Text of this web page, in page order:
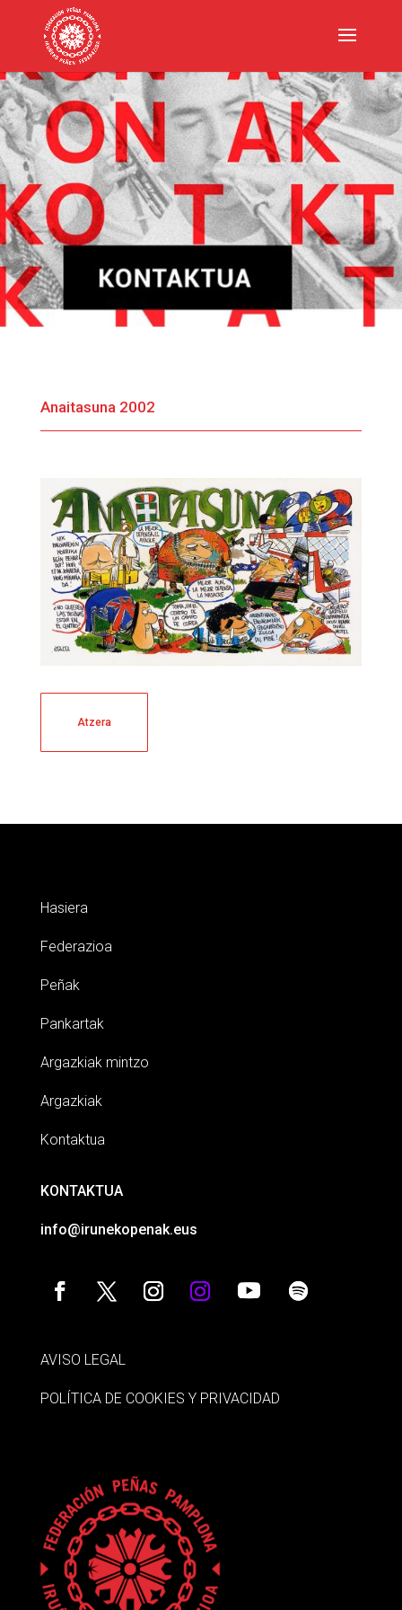
Anaitasuna 2002
Atzera
Hasiera
Federazioa
Peñak
Pankartak
Argazkiak mintzo
Argazkiak
Kontaktua
KONTAKTUA
info@irunekopenak.eus
AVISO LEGAL
POLÍTICA DE COOKIES Y PRIVACIDAD